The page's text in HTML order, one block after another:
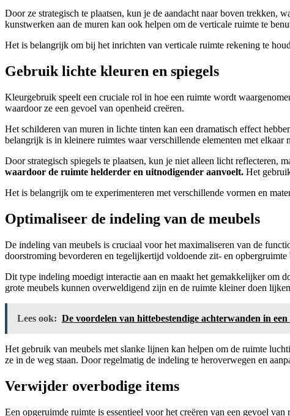
Door ze strategisch te plaatsen, kun je de aandacht naar boven trekken,
kunstwerken aan de muren kan ook helpen om de verticale ruimte te
Het is belangrijk om bij het inrichten van verticale ruimte rekening te
Gebruik lichte kleuren en spiegels
Kleurgebruik speelt een cruciale rol in hoe een ruimte wordt
waardoor ze een gevoel van openheid creëren.
Het schilderen van muren in lichte tinten kan een dramatisch effect
belangrijk is in kleinere ruimtes waar verschillende elementen met
Door strategisch spiegels te plaatsen, kun je niet alleen licht reflecteren,
waardoor de ruimte helderder en uitnodigender aanvoelt. Het
Het is belangrijk om te experimenteren met verschillende vormen en
Optimaliseer de indeling van de meubels
De indeling van meubels is cruciaal voor het maximaliseren van de
doorstroming bevorderen en tegelijkertijd voldoende zit- en
Dit type indeling moedigt interactie aan en maakt het gemakkelijker om
grote meubels kunnen overweldigend zijn en de ruimte kleiner doen
Lees ook: De voordelen van hittebestendige achterwanden in
Het gebruik van meubels met slanke lijnen kan helpen om de ruimte
ze in de weg staan. Door regelmatig de indeling te heroverwegen en
Verwijder overbodige items
Een opgeruimde ruimte is essentieel voor het creëren van een gevoel